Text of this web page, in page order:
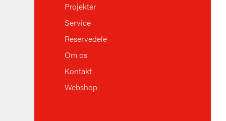
Projekter
Service
Reservedele
Om os
Kontakt
Webshop